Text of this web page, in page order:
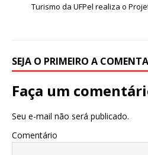
k r
Turismo da UFPel realiza o
SEJA O PRIMEIRO A
Faça um
Seu e-mail não será publicado.
Comentário